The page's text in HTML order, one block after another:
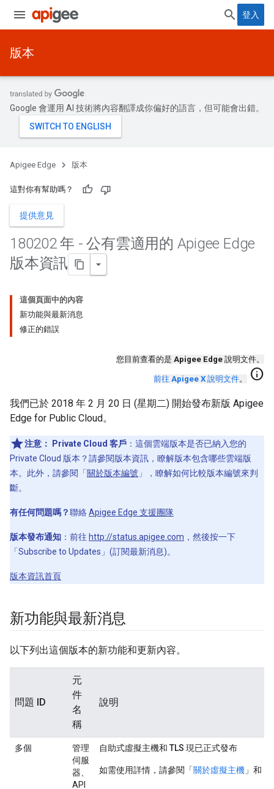
登入
版本
Google 會運用 AI 技術將內容翻譯成你偏好的語言，但可能會出錯。
Apigee Edge 版本
這對你有幫助嗎？
提供意見
180202 年 - 公有雲適用的 Apigee Edge
版本資訊
這個頁面中的內容
新功能與最新消息
修正的錯誤
您目前查看的是 Apigee Edge 說明文件。
前往 Apigee X 說明文件。 info
我們已於 2018 年 2 月 20 日 (星期二) 開始發布新版 Apigee
Edge for Public Cloud。
注意： Private Cloud 客戶 ：這個雲端版本是否已納入您的
Private Cloud 版本？請參閱版本資訊，瞭解版本包含哪些雲端版
本。此外，請參閱「 關於版本編號 」，瞭解如何比較版本編號來判
斷。
有任何問題嗎？聯絡Apigee Edge 支援團隊
版本發布通知 ：前往 http://status.apigee.com ，然後按一下
「Subscribe to Updates」(訂閱最新消息)。
版本資訊首頁
新功能與最新消息
以下列出這個版本的新功能和更新內容。
問題 ID
元
件
名
稱
說明
多個
管理
伺服
器、
API
自助式虛擬主機和 TLS 現已正式發布
如需使用詳情，請參閱「關於虛擬主機 」和「